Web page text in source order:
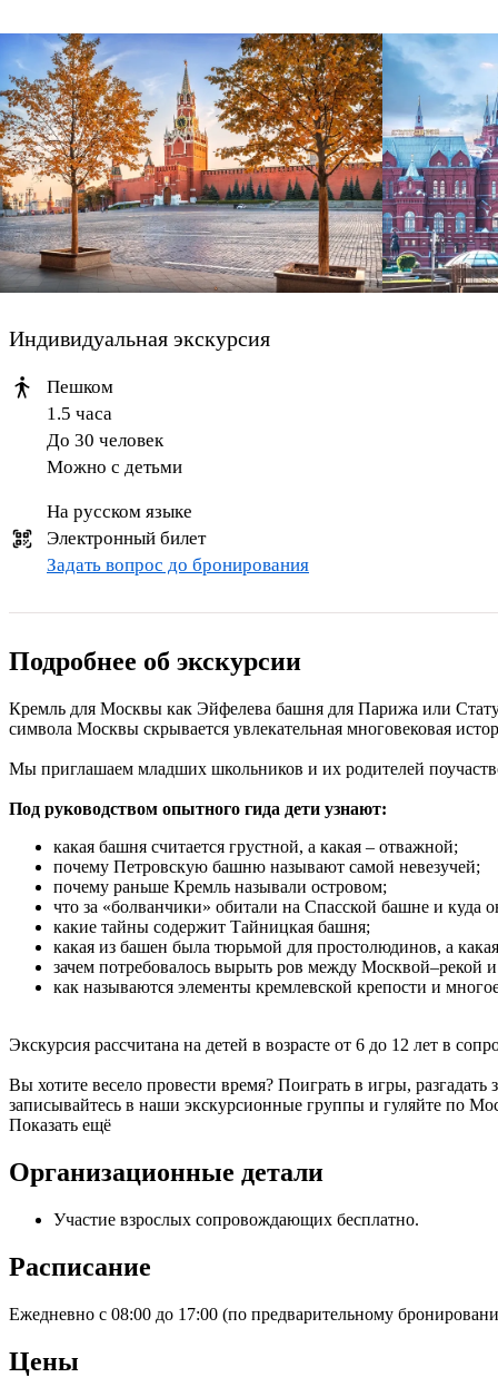
Индивидуальная экскурсия
Пешком
1.5 часа
До 30 человек
Можно с детьми
На русском языке
Электронный билет
Задать вопрос до бронирования
Подробнее об экскурсии
Кремль для Москвы как Эйфелева башня для Парижа или
символа Москвы скрывается увлекательная многовековая
Мы приглашаем младших школьников и их родителей
Под руководством опытного гида дети узнают:
какая башня считается грустной, а какая – отважной;
почему Петровскую башню называют самой невезучей;
почему раньше Кремль называли островом;
что за «болванчики» обитали на Спасской башне и куда
какие тайны содержит Тайницкая башня;
какая из башен была тюрьмой для простолюдинов, а
зачем потребовалось вырыть ров между Москвой–рекой
как называются элементы кремлевской крепости и
Экскурсия рассчитана на детей в возрасте от 6 до 12 лет в
Вы хотите весело провести время? Поиграть в игры,
записывайтесь в наши экскурсионные группы и гуляйте по
Показать ещё
Организационные детали
Участие взрослых сопровождающих бесплатно.
Расписание
Ежедневно с 08:00 до 17:00 (по предварительному
Цены